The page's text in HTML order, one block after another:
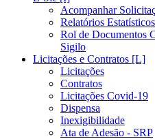
Acompanhar
Relatórios Estatísticos
Rol de Documentos
Sigilo
Licitações e Contratos [L]
Licitações
Contratos
Licitações Covid-19
Dispensa
Inexigibilidade
Ata de Adesão - SRP